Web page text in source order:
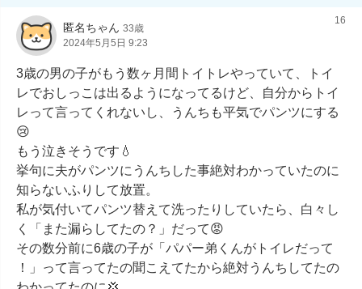
匿名ちゃん 33歳
2024年5月5日 9:23
16
3歳の男の子がもう数ヶ月間トイトレやっていて、トイ
レでおしっこは出るようになってるけど、自分からトイ
レって言ってくれないし、うんちも平気でパンツにする
😢
もう泣きそうです💧
挙句に夫がパンツにうんちした事絶対わかっていたのに
知らないふりして放置。
私が気付いてパンツ替えて洗ったりしていたら、白々し
く「また漏らしてたの？」だって😡
その数分前に6歳の子が「パパー弟くんがトイレだって
！」って言ってたの聞こえてたから絶対うんちしてたの